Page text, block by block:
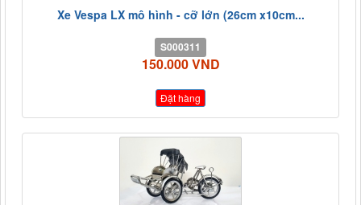
Xe Vespa LX mô hình - cỡ lớn (26cm x10cm...
S000311
150.000 VND
Đặt hàng